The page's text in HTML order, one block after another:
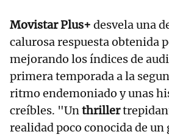
Movistar Plus+ desvela una
calurosa respuesta obtenida
mejorando los índices de
primera temporada a la
ritmo endemoniado y unas
creíbles. "Unthriller
realidad poco conocida de un